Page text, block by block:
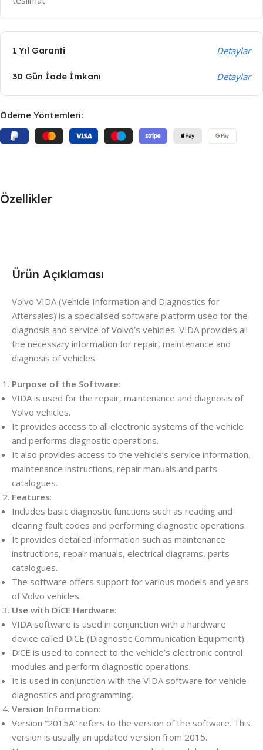
1 Yıl Garanti Detaylar
30 Gün İade İmkanı Detaylar
Ödeme Yöntemleri:
Ürün Açıklaması
Volvo VIDA (Vehicle Information and Diagnostics for
Aftersales) is a specialised software platform used for the
diagnosis and service of Volvo’s vehicles. VIDA provides all
the necessary information for repair, maintenance and
diagnosis of vehicles.
Purpose of the Software:
VIDA is used for the repair, maintenance and diagnosis of
Volvo vehicles.
It provides access to all electronic systems of the vehicle
and performs diagnostic operations.
It also provides access to the vehicle’s service information,
maintenance instructions, repair manuals and parts
catalogues.
Features:
Includes basic diagnostic functions such as reading and
clearing fault codes and performing diagnostic operations.
It provides detailed information such as maintenance
instructions, repair manuals, electrical diagrams, parts
catalogues.
The software offers support for various models and years
of Volvo vehicles.
Use with DiCE Hardware:
VIDA software is used in conjunction with a hardware
device called DiCE (Diagnostic Communication Equipment).
DiCE is used to connect to the vehicle’s electronic control
modules and perform diagnostic operations.
It is used in conjunction with the VIDA software for vehicle
diagnostics and programming.
Version Information:
Version “2015A” refers to the version of the software. This
version is usually an updated version from 2015.
Özellikler